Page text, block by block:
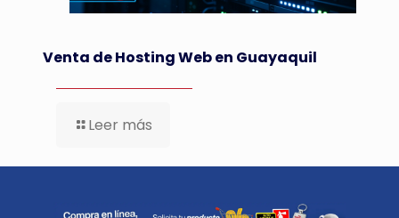
Venta de Hosting Web en Guayaquil
Leer más